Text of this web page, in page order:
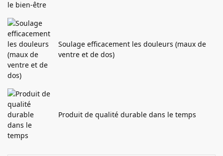
Soulage efficacement les douleurs (maux de
ventre et de dos)
Produit de qualité durable dans le temps